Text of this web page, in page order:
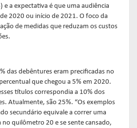
e a expectativa é que uma audiência
2020 ou início de 2021. O foco da
de medidas que reduzam os custos
das debêntures eram precificadas no
que chegou a 5% em 2020.
títulos correspondia a 10% dos
Atualmente, são 25%. “Os exemplos
secundário equivale a correr uma
no quilômetro 20 e se sente cansado,